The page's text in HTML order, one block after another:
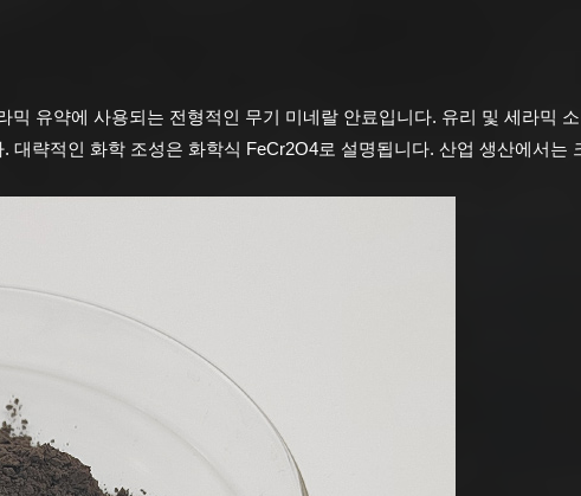
유약에 사용되는 전형적인 무기 미네랄 안료입니다. 유리 및 세라믹
략적인 화학 조성은 화학식 FeCr2O4로 설명됩니다. 산업 생산에서는